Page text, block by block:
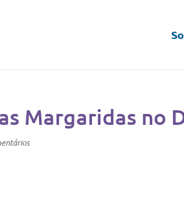
Margaridas no